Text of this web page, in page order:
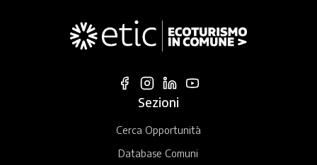
Sezioni
Cerca Opportunità
Database Comuni